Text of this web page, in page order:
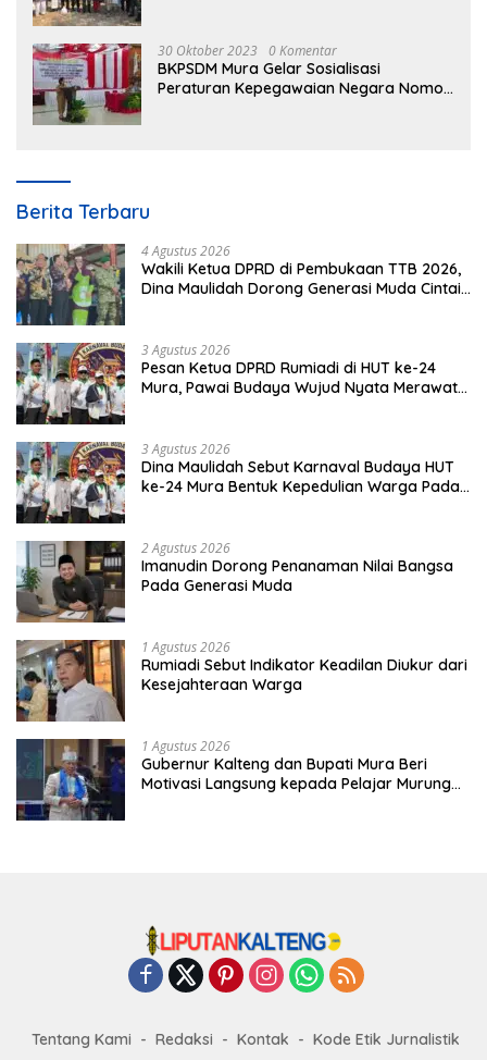
30 Oktober 2023 0 Komentar
BKPSDM Mura Gelar Sosialisasi
Peraturan Kepegawaian Negara Nomor
Berita Terbaru
4 Agustus 2026
Wakili Ketua DPRD di Pembukaan TTB 2026,
Dina Maulidah Dorong Generasi Muda Cintai
3 Agustus 2026
Pesan Ketua DPRD Rumiadi di HUT ke-24
Mura, Pawai Budaya Wujud Nyata Merawat
3 Agustus 2026
Dina Maulidah Sebut Karnaval Budaya HUT
ke-24 Mura Bentuk Kepedulian Warga Pada
2 Agustus 2026
Imanudin Dorong Penanaman Nilai Bangsa
Pada Generasi Muda
1 Agustus 2026
Rumiadi Sebut Indikator Keadilan Diukur dari
Kesejahteraan Warga
1 Agustus 2026
Gubernur Kalteng dan Bupati Mura Beri
Motivasi Langsung kepada Pelajar Murung
Tentang Kami Redaksi Kontak
Kode Etik Jurnalistik